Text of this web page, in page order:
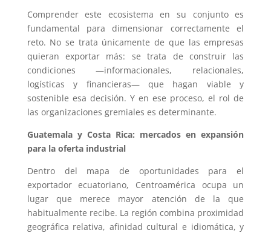
Comprender este ecosistema en su conjunto es
fundamental para dimensionar correctamente el
reto. No se trata únicamente de que las empresas
quieran exportar más: se trata de construir las
condiciones —informacionales, relacionales,
logísticas y financieras— que hagan viable y
sostenible esa decisión. Y en ese proceso, el rol de
las organizaciones gremiales es determinante.
Guatemala y Costa Rica: mercados en expansión
para la oferta industrial
Dentro del mapa de oportunidades para el
exportador ecuatoriano, Centroamérica ocupa un
lugar que merece mayor atención de la que
habitualmente recibe. La región combina proximidad
geográfica relativa, afinidad cultural e idiomática, y